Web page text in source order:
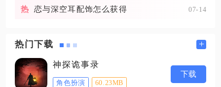
恋与深空耳配饰怎么获得 07-14
热门下载 +
神探诡事录
角色扮演 60.23MB
下载